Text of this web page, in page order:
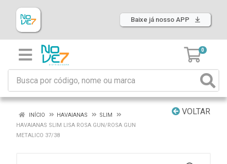
Baixe já nosso APP
0
VOLTAR
INÍCIO HAVAIANAS
SLIM
HAVAIANAS SLIM LISA ROSA GUN/ROSA GUN
METALICO 37/38